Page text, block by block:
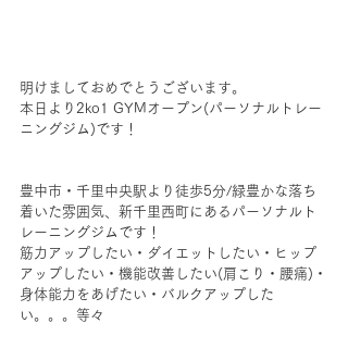
明けましておめでとうございます。
本日より2ko1 GYMオープン(パーソナルトレー
ニングジム)です！
豊中市・千里中央駅より徒歩5分/緑豊かな落ち
着いた雰囲気、新千里西町にあるパーソナルト
レーニングジムです！
筋力アップしたい・ダイエットしたい・ヒップ
アップしたい・機能改善したい(肩こり・腰痛)・
身体能力をあげたい・バルクアップした
い。。。等々